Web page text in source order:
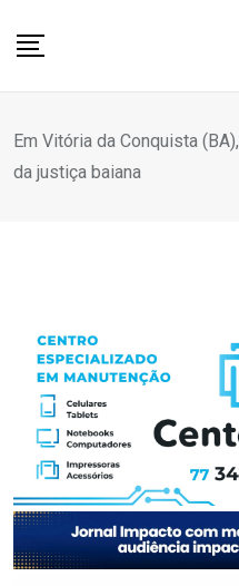
Em Vitória da Conquista
da justiça baiana